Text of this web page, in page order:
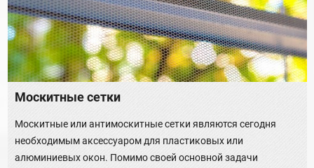
Москитные сетки
Москитные или антимоскитные сетки являются сегодня
необходимым аксессуаром для пластиковых или
алюминиевых окон. Помимо своей основной задачи